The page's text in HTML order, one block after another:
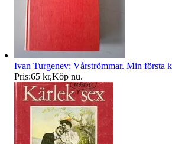
Ivan Turgenev: Vårströmmar. Min första
Pris:65 kr,Köp nu.